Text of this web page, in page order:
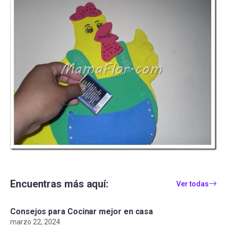
Encuentras más aquí: Ver todas
Consejos para Cocinar mejor en casa
marzo 22, 2024